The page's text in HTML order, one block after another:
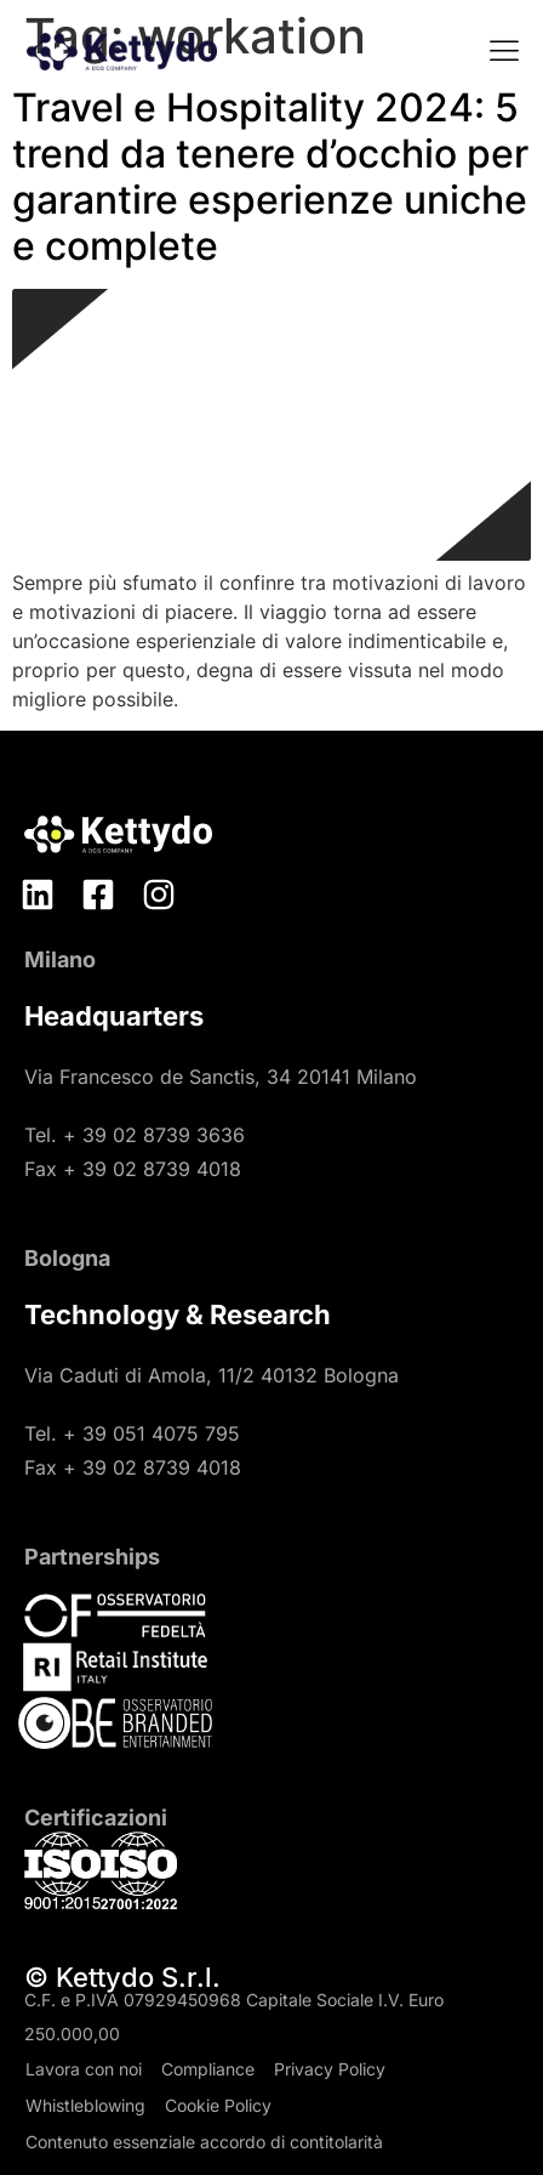
Tag:workation
Travel e Hospitality 2024: 5
trend da tenere d’occhio per
garantire esperienze uniche
e complete
Sempre più sfumato il confinre tra motivazioni di lavoro
e motivazioni di piacere. Il viaggio torna ad essere
un’occasione esperienziale di valore indimenticabile e,
proprio per questo, degna di essere vissuta nel modo
migliore possibile.
Milano
Headquarters
Via Francesco de Sanctis, 34 20141 Milano
Tel. + 39 02 8739 3636
Fax + 39 02 8739 4018
Bologna
Technology & Research
Via Caduti di Amola, 11/2 40132 Bologna
Tel. + 39 051 4075 795
Fax + 39 02 8739 4018
Partnerships
Certificazioni
© Kettydo S.r.l.
C.F. e P.IVA 07929450968 Capitale Sociale I.V. Euro
250.000,00
Lavora con noi
Compliance
Privacy Policy
Whistleblowing
Cookie Policy
Contenuto essenziale accordo di contitolarità